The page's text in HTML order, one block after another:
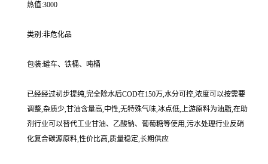
热值:3000
类别:非危化品
包装:罐车、铁桶、吨桶
已经经过初步提纯,完全除水后COD在150万,水分可控,浓度可以按需要
调整,杂质少,甘油含量高,中性,无特殊气味,冰点低,上游原料为油脂,在助
剂行业可以替代工业甘油、乙酸钠、葡萄糖等使用,污水处理行业反硝
化复合碳源原料,性价比高,质量稳定,长期供应